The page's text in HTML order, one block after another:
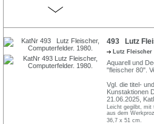
493 Lutz
Lutz Fleischer
Aquarell und
"fleischer 80".
Vgl. die titel-
Kunstaktionen
21.06.2025,
Leicht gegilbt, mit
aus dem
36,7 x 51 cm.